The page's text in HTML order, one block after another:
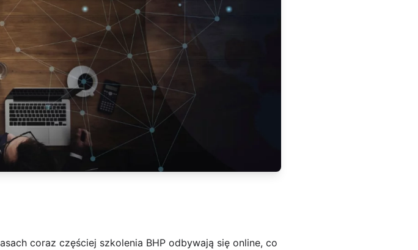
coraz częściej szkolenia BHP odbywają się online, co